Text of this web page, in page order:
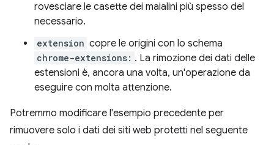
rovesciare le casette dei maialini più spesso del
necessario.
extension copre le origini con lo schema
chrome-extensions: . La rimozione dei dati delle
estensioni è, ancora una volta, un'operazione da
eseguire con molta attenzione.
Potremmo modificare l'esempio precedente per
rimuovere solo i dati dei siti web protetti nel seguente